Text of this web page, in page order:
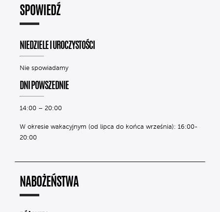
SPOWIEDŹ
NIEDZIELE I UROCZYSTOŚCI
Nie spowiadamy
DNI POWSZEDNIE
14:00 – 20:00
W okresie wakacyjnym (od lipca do końca września): 16:00-
20:00
NABOŻEŃSTWA